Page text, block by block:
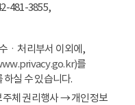
481-3855,
ㆍ처리부서 이외에,
를
실 수 있습니다.
체 권리행사 → 개인정보